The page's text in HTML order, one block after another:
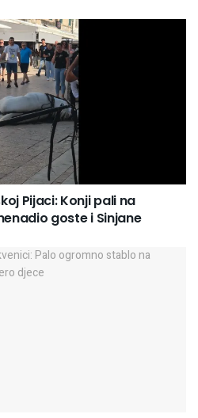
Pijaci: Konji pali na
goste i Sinjane